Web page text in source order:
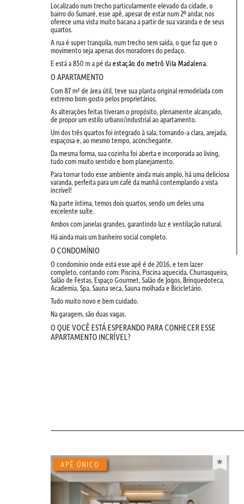
Localizado num trecho particularmente elevado da cidade, o
bairro do Sumaré, esse apê, apesar de estar num 2º andar, nos
oferece uma vista muito bacana a partir de sua varanda e de seus
quartos.
A rua é super tranquila, num trecho sem saída, o que faz que o
movimento seja apenas dos moradores do pedaço.
E está a 850 m a pé daestação do metrô Vila Madalena.
O APARTAMENTO
Com 87 m² de área útil, teve sua planta original remodelada com
extremo bom gosto pelos proprietários.
As alterações feitas tiveram o propósito, plenamente alcançado,
de propor um estilo urbano/industrial ao apartamento.
Um dos três quartos foi integrado à sala, tornando-a clara, arejada,
espaçosa e, ao mesmo tempo, aconchegante.
Da mesma forma, sua cozinha foi aberta e incorporada ao living,
tudo com muito sentido e bom planejamento.
Para tornar todo esse ambiente ainda mais amplo, há uma deliciosa
varanda, perfeita para um café da manhã contemplando a vista
incrível!
Na parte íntima, temos dois quartos, sendo um deles uma
excelente suíte.
Ambos com janelas grandes, garantindo luz e ventilação natural.
Há ainda mais um banheiro social completo.
O CONDOMÍNIO
O condomínio onde está esse apê é de 2016, e tem lazer
completo, contando com: Piscina, Piscina aquecida, Churrasqueira,
Salão de Festas, Espaço Gourmet, Salão de Jogos, Brinquedoteca,
Academia, Spa, Sauna seca, Sauna molhada e Bicicletário.
Tudo muito novo e bem cuidado.
Na garagem, são duas vagas.
O QUE VOCÊ ESTÁ ESPERANDO PARA CONHECER ESSE
APARTAMENTO INCRÍVEL?